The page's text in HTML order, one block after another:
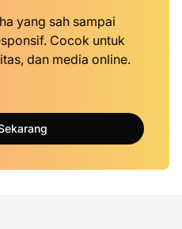
yang sah sampai
Cocok untuk
dan media online.